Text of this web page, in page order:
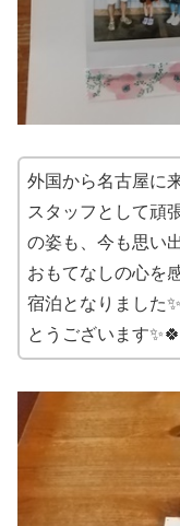
外国から名古屋に
スタッフとして頑
の姿も、今も思い
おもてなしの心を
宿泊となりました
とうございます